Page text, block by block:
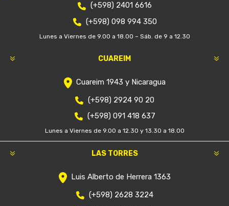
(+598) 2401 6616
(+598) 098 994 350
Lunes a Viernes de 9.00 a 18.00 – Sáb. de 9 a 12.30
CUAREIM
Cuareim 1943 y Nicaragua
(+598) 2924 90 20
(+598) 091 418 637
Lunes a Viernes de 9.00 a 12.30 y 13.30 a 18.00
LAS TORRES
Luis Alberto de Herrera 1363
(+598) 2628 3224